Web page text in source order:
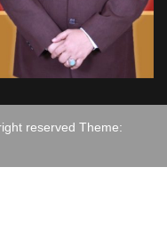
reserved Theme: